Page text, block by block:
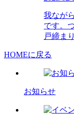
我なが
です。
戸締ま
HOMEに戻る
お知らせ